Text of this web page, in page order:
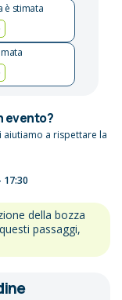
è stimata
evento?
a rispettare la
17:30
della bozza
passaggi,